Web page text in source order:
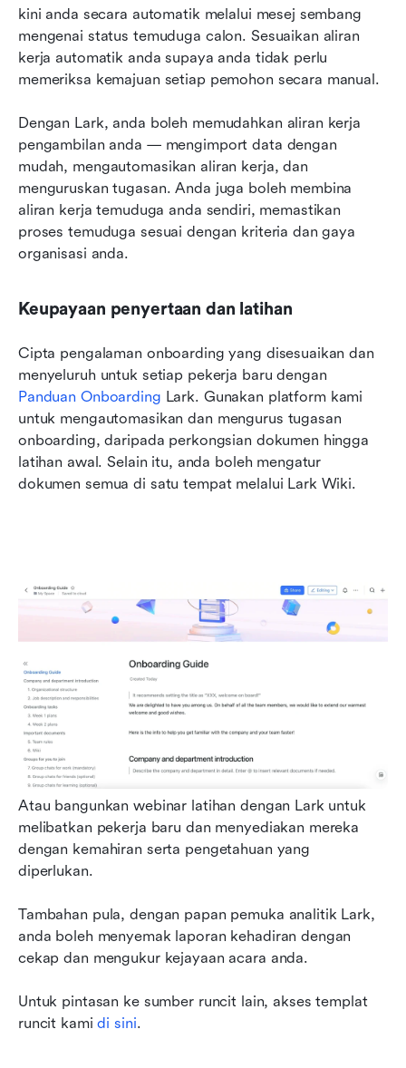
kini anda secara automatik melalui mesej sembang
mengenai status temuduga calon. Sesuaikan aliran
kerja automatik anda supaya anda tidak perlu
memeriksa kemajuan setiap pemohon secara manual.
Dengan Lark, anda boleh memudahkan aliran kerja
pengambilan anda — mengimport data dengan
mudah, mengautomasikan aliran kerja, dan
menguruskan tugasan. Anda juga boleh membina
aliran kerja temuduga anda sendiri, memastikan
proses temuduga sesuai dengan kriteria dan gaya
organisasi anda.
Keupayaan penyertaan dan latihan
Cipta pengalaman onboarding yang disesuaikan dan
Panduan Onboarding Lark. Gunakan platform kami
untuk mengautomasikan dan mengurus tugasan
onboarding, daripada perkongsian dokumen hingga
latihan awal. Selain itu, anda boleh mengatur
dokumen semua di satu tempat melalui Lark Wiki.
Atau bangunkan webinar latihan dengan Lark untuk
melibatkan pekerja baru dan menyediakan mereka
dengan kemahiran serta pengetahuan yang
diperlukan.
Tambahan pula, dengan papan pemuka analitik Lark,
anda boleh menyemak laporan kehadiran dengan
cekap dan mengukur kejayaan acara anda.
Untuk pintasan ke sumber runcit lain, akses templat
runcit kami di sini.